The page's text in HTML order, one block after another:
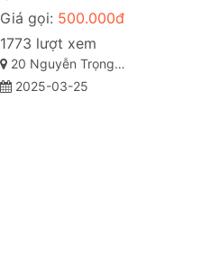
Giá gọi: 500.000đ
1773 lượt xem
20 Nguyễn Trọng Tuyển, phường 15, Phú Nhuận, Thành phố Hồ Chí Minh
2025-03-25